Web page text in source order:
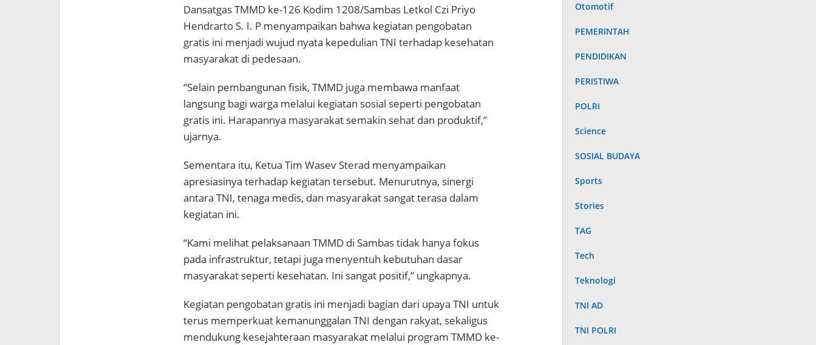
Dansatgas TMMD ke-126 Kodim 1208/Sambas Letkol Czi Priyo
Hendrarto S. I. P menyampaikan bahwa kegiatan pengobatan
gratis ini menjadi wujud nyata kepedulian TNI terhadap kesehatan
masyarakat di pedesaan.
“Selain pembangunan fisik, TMMD juga membawa manfaat
langsung bagi warga melalui kegiatan sosial seperti pengobatan
gratis ini. Harapannya masyarakat semakin sehat dan produktif,”
ujarnya.
Sementara itu, Ketua Tim Wasev Sterad menyampaikan
apresiasinya terhadap kegiatan tersebut. Menurutnya, sinergi
antara TNI, tenaga medis, dan masyarakat sangat terasa dalam
kegiatan ini.
“Kami melihat pelaksanaan TMMD di Sambas tidak hanya fokus
pada infrastruktur, tetapi juga menyentuh kebutuhan dasar
masyarakat seperti kesehatan. Ini sangat positif,” ungkapnya.
Kegiatan pengobatan gratis ini menjadi bagian dari upaya TNI untuk
terus memperkuat kemanunggalan TNI dengan rakyat, sekaligus
mendukung kesejahteraan masyarakat melalui program TMMD ke-
Otomotif
PEMERINTAH
PENDIDIKAN
PERISTIWA
POLRI
Science
SOSIAL BUDAYA
Sports
Stories
TAG
Tech
Teknologi
TNI AD
TNI POLRI